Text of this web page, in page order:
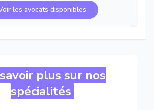
les avocats disponibles
plus sur nos
spécialités